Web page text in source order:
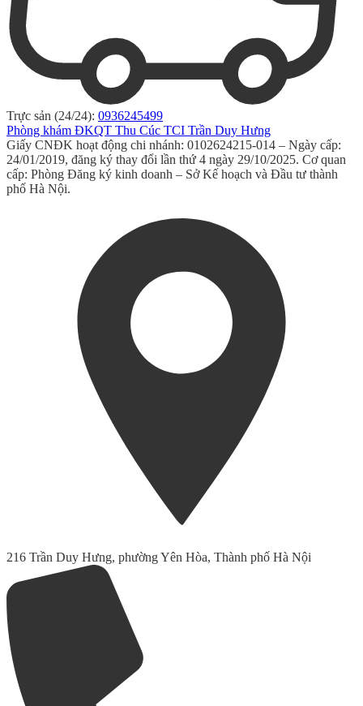
Trực sản (24/24): 0936245499
Phòng khám ĐKQT Thu Cúc TCI Trần Duy Hưng
Giấy CNĐK hoạt động chi nhánh: 0102624215-014 – Ngày cấp:
24/01/2019, đăng ký thay đổi lần thứ 4 ngày 29/10/2025. Cơ quan
cấp: Phòng Đăng ký kinh doanh – Sở Kế hoạch và Đầu tư thành
phố Hà Nội.
216 Trần Duy Hưng, phường Yên Hòa, Thành phố Hà Nội